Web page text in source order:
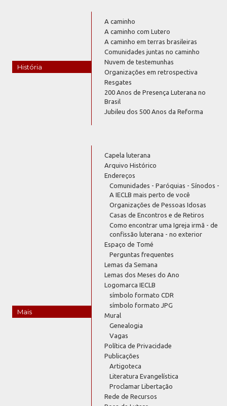
História
A caminho
A caminho com Lutero
A caminho em terras brasileiras
Comunidades juntas no caminho
Nuvem de testemunhas
Organizações em retrospectiva
Resgates
200 Anos de Presença Luterana no
Brasil
Jubileu dos 500 Anos da Reforma
Mais
Capela luterana
Arquivo Histórico
Endereços
Comunidades - Paróquias - Sínodos -
A IECLB mais perto de você
Organizações de Pessoas Idosas
Casas de Encontros e de Retiros
Como encontrar uma Igreja irmã - de
confissão luterana - no exterior
Espaço de Tomé
Perguntas frequentes
Lemas da Semana
Lemas dos Meses do Ano
Logomarca IECLB
símbolo formato CDR
símbolo formato JPG
Mural
Genealogia
Vagas
Política de Privacidade
Publicações
Artigoteca
Literatura Evangelística
Proclamar Libertação
Rede de Recursos